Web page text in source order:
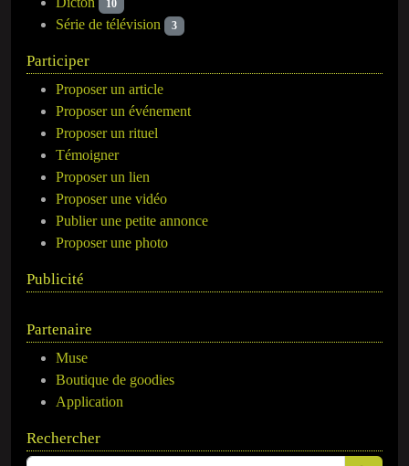
10
Série de télévision 3
Participer
Proposer un article
Proposer un événement
Proposer un rituel
Témoigner
Proposer un lien
Proposer une vidéo
Publier une petite annonce
Proposer une photo
Publicité
Partenaire
Muse
Boutique de goodies
Application
Rechercher